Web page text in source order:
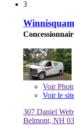
3
Voir
Voir le
307 Daniel
Belmont, NH